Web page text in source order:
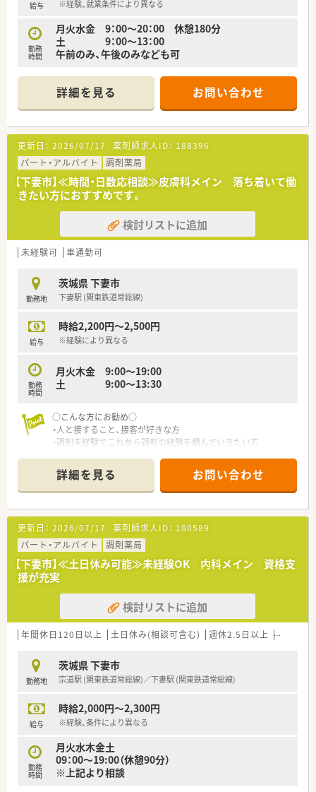
給与 ※経験、就業条件により異なる
勤務
時間
月火水金 9：00～20：00 休憩180分
土 9：00～13：00
午前のみ、午後のみなども可
詳細を見る お問い合わせ
更新日： 2026/07/17 薬剤師求人ID： 188396
パート・アルバイト
調剤薬局
【下妻市】≪時間・日数応相談≫皮膚科メイン 落ち着いて働
きたい方におすすめです。
検討リストに追加
未経験可 車通勤可
勤務地
茨城県 下妻市
下妻駅 (関東鉄道常総線)
給与
時給2,200円～2,500円
※経験により異なる
勤務
時間
月火木金 9:00～19:00
土 9:00～13:30
○こんな方にお勧め○
・人と接すること、接客が好きな方
・調剤未経験でこれから調剤の経験を積んでいきたい方
詳細を見る お問い合わせ
更新日： 2026/07/17 薬剤師求人ID： 180589
パート・アルバイト
調剤薬局
【下妻市】≪土日休み可能≫未経験OK 内科メイン 資格支
援が充実
検討リストに追加
年間休日120日以上 土日休み(相談可含む) 週休2.5日以上 週32h以
勤務地
茨城県 下妻市
宗道駅 (関東鉄道常総線)／下妻駅 (関東鉄道常総線)
給与
時給2,000円～2,300円
※経験、条件により異なる
勤務
時間
月火水木金土
09：00～19:00（休憩90分）
※上記より相談